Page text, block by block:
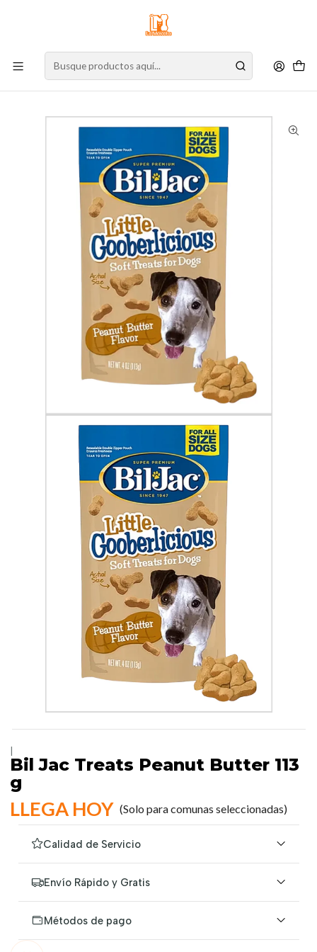
Nuestro stock online es independiente de la tienda física.
Compre por la web para garantizar sus productos y espere nuestra
Inicio Perro Alimento para Perros
Snacks
Bil Jac Treats Peanut Butter 113 g
Bil Jac Treats Peanut Butter 113
g
LLEGA HOY (Solo para comunas seleccionadas)
Calidad de Servicio
Envío Rápido y Gratis
Métodos de pago